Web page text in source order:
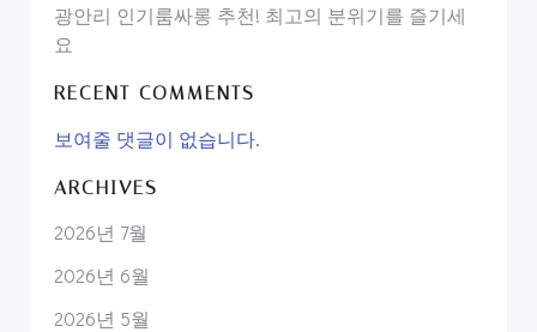
광안리 인기룸싸롱 추천! 최고의 분위기를 즐기세
요
RECENT COMMENTS
보여줄 댓글이 없습니다.
ARCHIVES
2026년 7월
2026년 6월
2026년 5월